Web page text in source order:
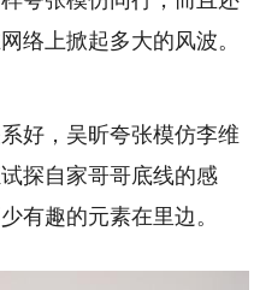
络上掀起多大的风波。
好，吴昕夸张模仿李维
探自家哥哥底线的感
有趣的元素在里边。